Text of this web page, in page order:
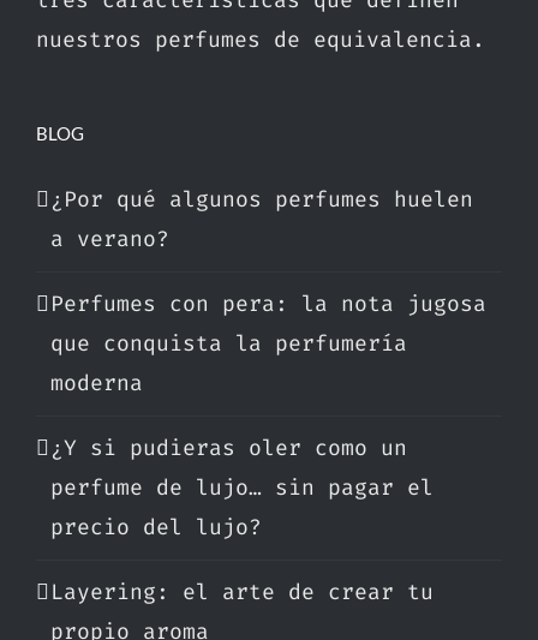
nuestros perfumes de equivalencia.
BLOG
¿Por qué algunos perfumes huelen
a verano?
Perfumes con pera: la nota jugosa
que conquista la perfumería
moderna
¿Y si pudieras oler como un
perfume de lujo… sin pagar el
precio del lujo?
Layering: el arte de crear tu
propio aroma